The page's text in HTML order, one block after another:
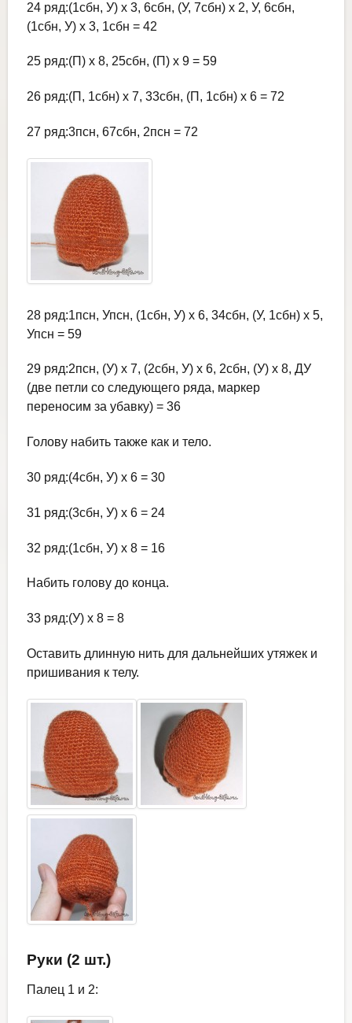
24 ряд:(1сбн, У) х 3, 6сбн, (У, 7сбн) х 2, У, 6сбн,
(1сбн, У) х 3, 1сбн = 42
25 ряд:(П) х 8, 25сбн, (П) х 9 = 59
26 ряд:(П, 1сбн) х 7, 33сбн, (П, 1сбн) х 6 = 72
27 ряд:3псн, 67сбн, 2псн = 72
28 ряд:1псн, Упсн, (1сбн, У) х 6, 34сбн, (У, 1сбн) х 5,
Упсн = 59
29 ряд:2псн, (У) х 7, (2сбн, У) х 6, 2сбн, (У) х 8, ДУ
(две петли со следующего ряда, маркер
переносим за убавку) = 36
Голову набить также как и тело.
30 ряд:(4сбн, У) х 6 = 30
31 ряд:(3сбн, У) х 6 = 24
32 ряд:(1сбн, У) х 8 = 16
Набить голову до конца.
33 ряд:(У) х 8 = 8
Оставить длинную нить для дальнейших утяжек и
пришивания к телу.
Руки (2 шт.)
Палец 1 и 2: